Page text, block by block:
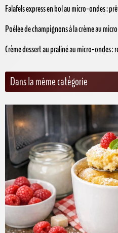
Falafels express en bol au micro-ondes :
Poêlée de champignons à la crème au
Crème dessert au praliné au micro-ondes
Dans la même catégorie